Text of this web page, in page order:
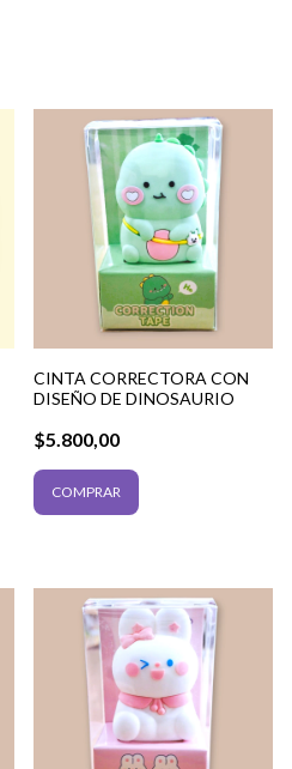
CINTA CORRECTORA CON
DISEÑO DE DINOSAURIO
$5.800,00